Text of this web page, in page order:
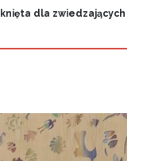
dla zwiedzających